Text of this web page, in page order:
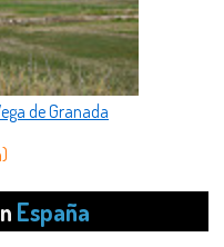
de Granada
España